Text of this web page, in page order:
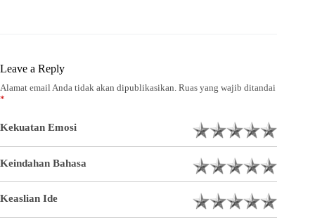
Leave a Reply
Alamat email Anda tidak akan dipublikasikan. Ruas yang wajib ditandai
*
Kekuatan Emosi
Keindahan Bahasa
Keaslian Ide